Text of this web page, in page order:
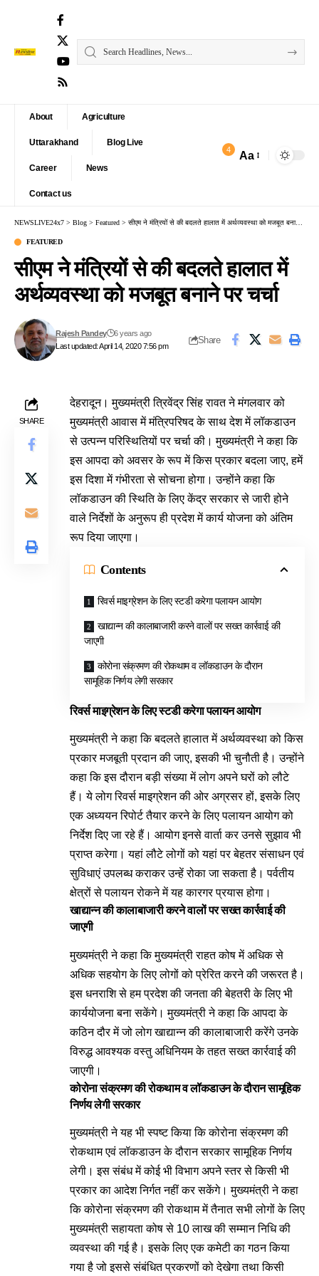
About Agriculture
Uttarakhand Blog Live
Career News
Contact us
4 Aa
NEWSLIVE24x7 > Blog > Featured > सीएम ने मंत्रियों से की बदलते हालात में अर्थव्यवस्था को मजबूत बनाने पर चर्चा
FEATURED
सीएम ने मंत्रियों से की बदलते हालात में
अर्थव्यवस्था को मजबूत बनाने पर चर्चा
Last updated: April 14, 2020 7:56 pm
Rajesh Pandey 6 years ago
Share
SHARE
देहरादून। मुख्यमंत्री त्रिवेंद्र सिंह रावत ने मंगलवार को
मुख्यमंत्री आवास में मंत्रिपरिषद के साथ देश में लॉकडाउन
से उत्पन्न परिस्थितियों पर चर्चा की। मुख्यमंत्री ने कहा कि
इस आपदा को अवसर के रूप में किस प्रकार बदला जाए, हमें
इस दिशा में गंभीरता से सोचना होगा। उन्होंने कहा कि
लॉकडाउन की स्थिति के लिए केंद्र सरकार से जारी होने
वाले निर्देशों के अनुरूप ही प्रदेश में कार्य योजना को अंतिम
रूप दिया जाएगा।
Contents
रिवर्स माइग्रेशन के लिए स्टडी करेगा पलायन आयोग
खाद्यान्न की कालाबाजारी करने वालों पर सख्त कार्रवाई की
जाएगी
कोरोना संक्रमण की रोकथाम व लॉकडाउन के दौरान
सामूहिक निर्णय लेगी सरकार
रिवर्स माइग्रेशन के लिए स्टडी करेगा पलायन आयोग
मुख्यमंत्री ने कहा कि बदलते हालात में अर्थव्यवस्था को किस
प्रकार मजबूती प्रदान की जाए, इसकी भी चुनौती है। उन्होंने
कहा कि इस दौरान बड़ी संख्या में लोग अपने घरों को लौटे
हैं। ये लोग रिवर्स माइग्रेशन की ओर अग्रसर हों, इसके लिए
एक अध्ययन रिपोर्ट तैयार करने के लिए पलायन आयोग को
निर्देश दिए जा रहे हैं। आयोग इनसे वार्ता कर उनसे सुझाव भी
प्राप्त करेगा। यहां लौटे लोगों को यहां पर बेहतर संसाधन एवं
सुविधाएं उपलब्ध कराकर उन्हें रोका जा सकता है। पर्वतीय
क्षेत्रों से पलायन रोकने में यह कारगर प्रयास होगा।
खाद्यान्न की कालाबाजारी करने वालों पर सख्त कार्रवाई की
जाएगी
मुख्यमंत्री ने कहा कि मुख्यमंत्री राहत कोष में अधिक से
अधिक सहयोग के लिए लोगों को प्रेरित करने की जरूरत है।
इस धनराशि से हम प्रदेश की जनता की बेहतरी के लिए भी
कार्ययोजना बना सकेंगे। मुख्यमंत्री ने कहा कि आपदा के
कठिन दौर में जो लोग खाद्यान्न की कालाबाजारी करेंगे उनके
विरुद्ध आवश्यक वस्तु अधिनियम के तहत सख्त कार्रवाई की
जाएगी।
कोरोना संक्रमण की रोकथाम व लॉकडाउन के दौरान सामूहिक
निर्णय लेगी सरकार
मुख्यमंत्री ने यह भी स्पष्ट किया कि कोरोना संक्रमण की
रोकथाम एवं लॉकडाउन के दौरान सरकार सामूहिक निर्णय
लेगी। इस संबंध में कोई भी विभाग अपने स्तर से किसी भी
प्रकार का आदेश निर्गत नहीं कर सकेंगे। मुख्यमंत्री ने कहा
कि कोरोना संक्रमण की रोकथाम में तैनात सभी लोगों के लिए
मुख्यमंत्री सहायता कोष से 10 लाख की सम्मान निधि की
व्यवस्था की गई है। इसके लिए एक कमेटी का गठन किया
गया है जो इससे संबंधित प्रकरणों को देखेगा तथा किसी